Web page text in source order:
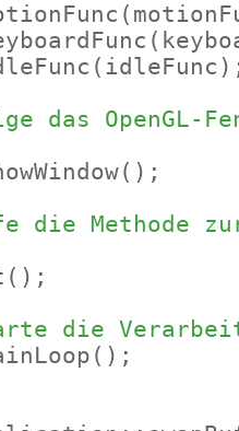
(idleFunc)
das OpenGL-
() ;
die Methode
() ;
die
() ;